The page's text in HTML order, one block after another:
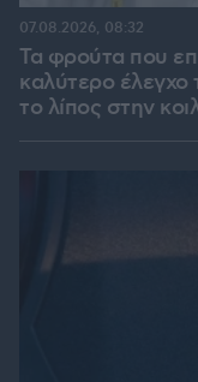
Τα φρούτα που
καλύτερο έλεγχο
το λίπος στην
07.08.2026, 08:32